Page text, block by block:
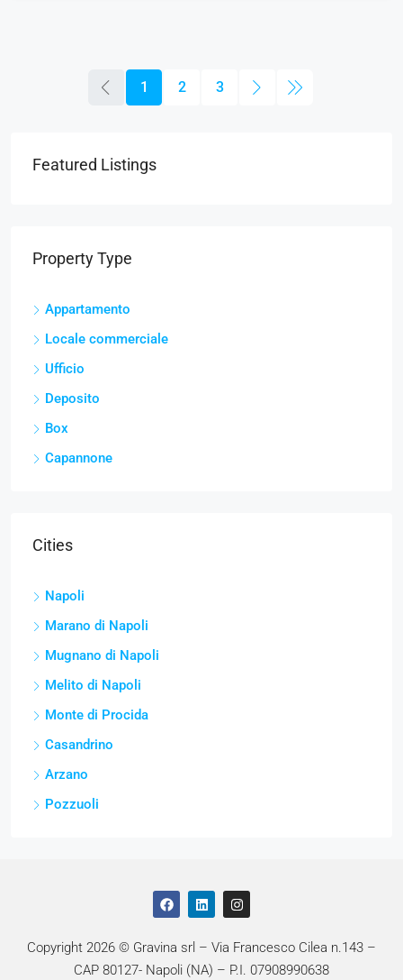
1 2 3
Featured Listings
Property Type
Appartamento
Locale commerciale
Ufficio
Deposito
Box
Capannone
Cities
Napoli
Marano di Napoli
Mugnano di Napoli
Melito di Napoli
Monte di Procida
Casandrino
Arzano
Pozzuoli
Copyright 2026 © Gravina srl – Via Francesco Cilea n.143 –
CAP 80127- Napoli (NA) – P.I. 07908990638